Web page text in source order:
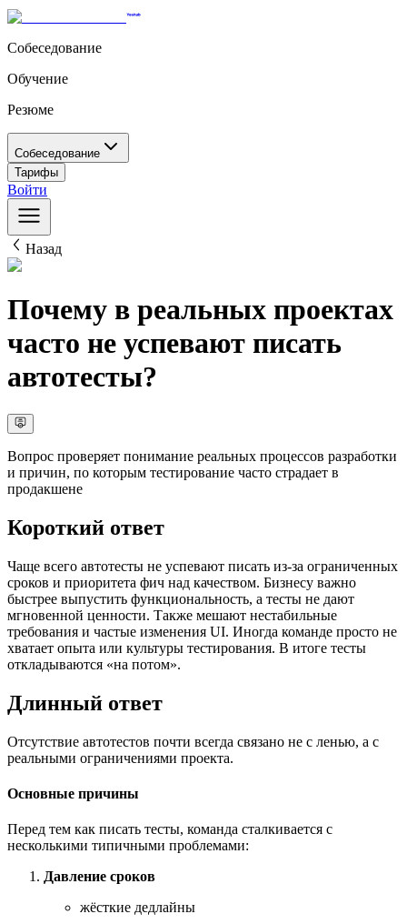
Собеседование
Обучение
Резюме
Собеседование
Тарифы
Войти
Назад
Почему в реальных проектах
часто не успевают писать
автотесты?
Вопрос проверяет понимание реальных процессов разработки
и причин, по которым тестирование часто страдает в
продакшене
Короткий ответ
Чаще всего автотесты не успевают писать из-за ограниченных
сроков и приоритета фич над качеством. Бизнесу важно
быстрее выпустить функциональность, а тесты не дают
мгновенной ценности. Также мешают нестабильные
требования и частые изменения UI. Иногда команде просто не
хватает опыта или культуры тестирования. В итоге тесты
откладываются «на потом».
Длинный ответ
Отсутствие автотестов почти всегда связано не с ленью, а с
реальными ограничениями проекта.
Основные причины
Перед тем как писать тесты, команда сталкивается с
несколькими типичными проблемами:
Давление сроков
жёсткие дедлайны